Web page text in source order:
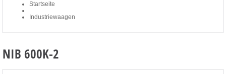
Startseite
Industriewaagen
NIB 600K-2